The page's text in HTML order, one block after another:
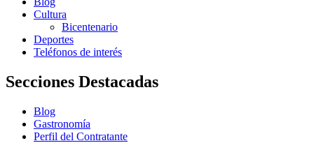
Cultura
Bicentenario
Deportes
Teléfonos de interés
Secciones Destacadas
Blog
Gastronomía
Perfil del Contratante